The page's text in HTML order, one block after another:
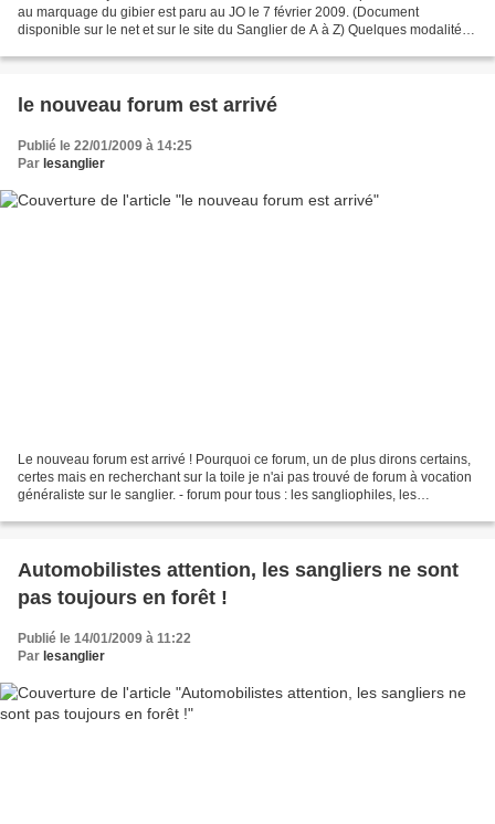
au marquage du gibier est paru au JO le 7 février 2009. (Document
disponible sur le net et sur le site du Sanglier de A à Z) Quelques modalités :
le nouveau forum est arrivé
Publié le 22/01/2009 à 14:25
Par lesanglier
Le nouveau forum est arrivé ! Pourquoi ce forum, un de plus dirons certains,
certes mais en recherchant sur la toile je n'ai pas trouvé de forum à vocation
généraliste sur le sanglier. - forum pour tous : les sangliophiles, les
Automobilistes attention, les sangliers ne sont
pas toujours en forêt !
Publié le 14/01/2009 à 11:22
Par lesanglier